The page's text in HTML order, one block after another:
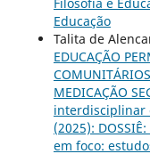
Filosofia e
Educação
Talita de
EDUCAÇÃO
MEDICAÇÃO
interdisciplinar
(2025):
em foco: